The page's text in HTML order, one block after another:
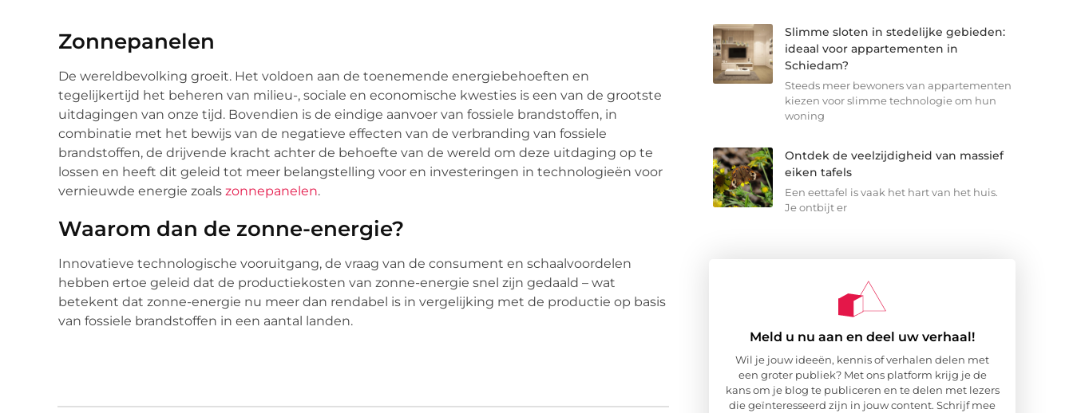
Zonnepanelen
De wereldbevolking groeit. Het voldoen aan de toenemende energiebehoeften en
tegelijkertijd het beheren van milieu-, sociale en economische kwesties is een van de grootste
uitdagingen van onze tijd. Bovendien is de eindige aanvoer van fossiele brandstoffen, in
combinatie met het bewijs van de negatieve effecten van de verbranding van fossiele
brandstoffen, de drijvende kracht achter de behoefte van de wereld om deze uitdaging op te
lossen en heeft dit geleid tot meer belangstelling voor en investeringen in technologieën voor
vernieuwde energie zoals zonnepanelen.
Waarom dan de zonne-energie?
Innovatieve technologische vooruitgang, de vraag van de consument en schaalvoordelen
hebben ertoe geleid dat de productiekosten van zonne-energie snel zijn gedaald – wat
betekent dat zonne-energie nu meer dan rendabel is in vergelijking met de productie op basis
van fossiele brandstoffen in een aantal landen.
Slimme sloten in stedelijke gebieden:
ideaal voor appartementen in
Schiedam?
Steeds meer bewoners van appartementen
kiezen voor slimme technologie om hun
woning
Ontdek de veelzijdigheid van massief
eiken tafels
Een eettafel is vaak het hart van het huis.
Je ontbijt er
Meld u nu aan en deel uw verhaal!
Wil je jouw ideeën, kennis of verhalen delen met
een groter publiek? Met ons platform krijg je de
kans om je blog te publiceren en te delen met lezers
die geïnteresseerd zijn in jouw content. Schrijf mee